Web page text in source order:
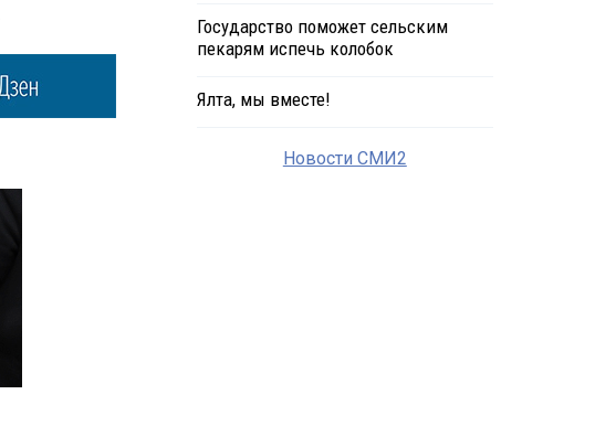
Государство поможет сельским
пекарям испечь колобок
Ялта, мы вместе!
Новости СМИ2